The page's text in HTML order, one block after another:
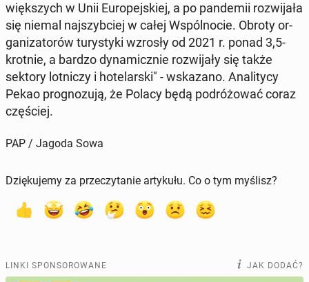
więk­szych w Unii Eu­ro­pej­skiej, a po pan­de­mii roz­wi­ja­ła
się niemal naj­szyb­ciej w całej Wspól­no­cie. Obroty or­
ga­ni­za­to­rów tu­ry­sty­ki wzrosły od 2021 r. ponad 3,5-
krotnie, a bardzo dy­na­micz­nie roz­wi­ja­ły się także
sektory lot­ni­czy i ho­te­lar­ski" - wska­za­no. Ana­li­ty­cy
Pekao pro­gno­zu­ją, że Polacy będą po­dró­żo­wać coraz
czę­ściej.
PAP / Jagoda Sowa
Dziękujemy za przeczytanie artykułu. Co o tym myślisz?
LINKI SPONSOROWANE JAK DODAĆ?